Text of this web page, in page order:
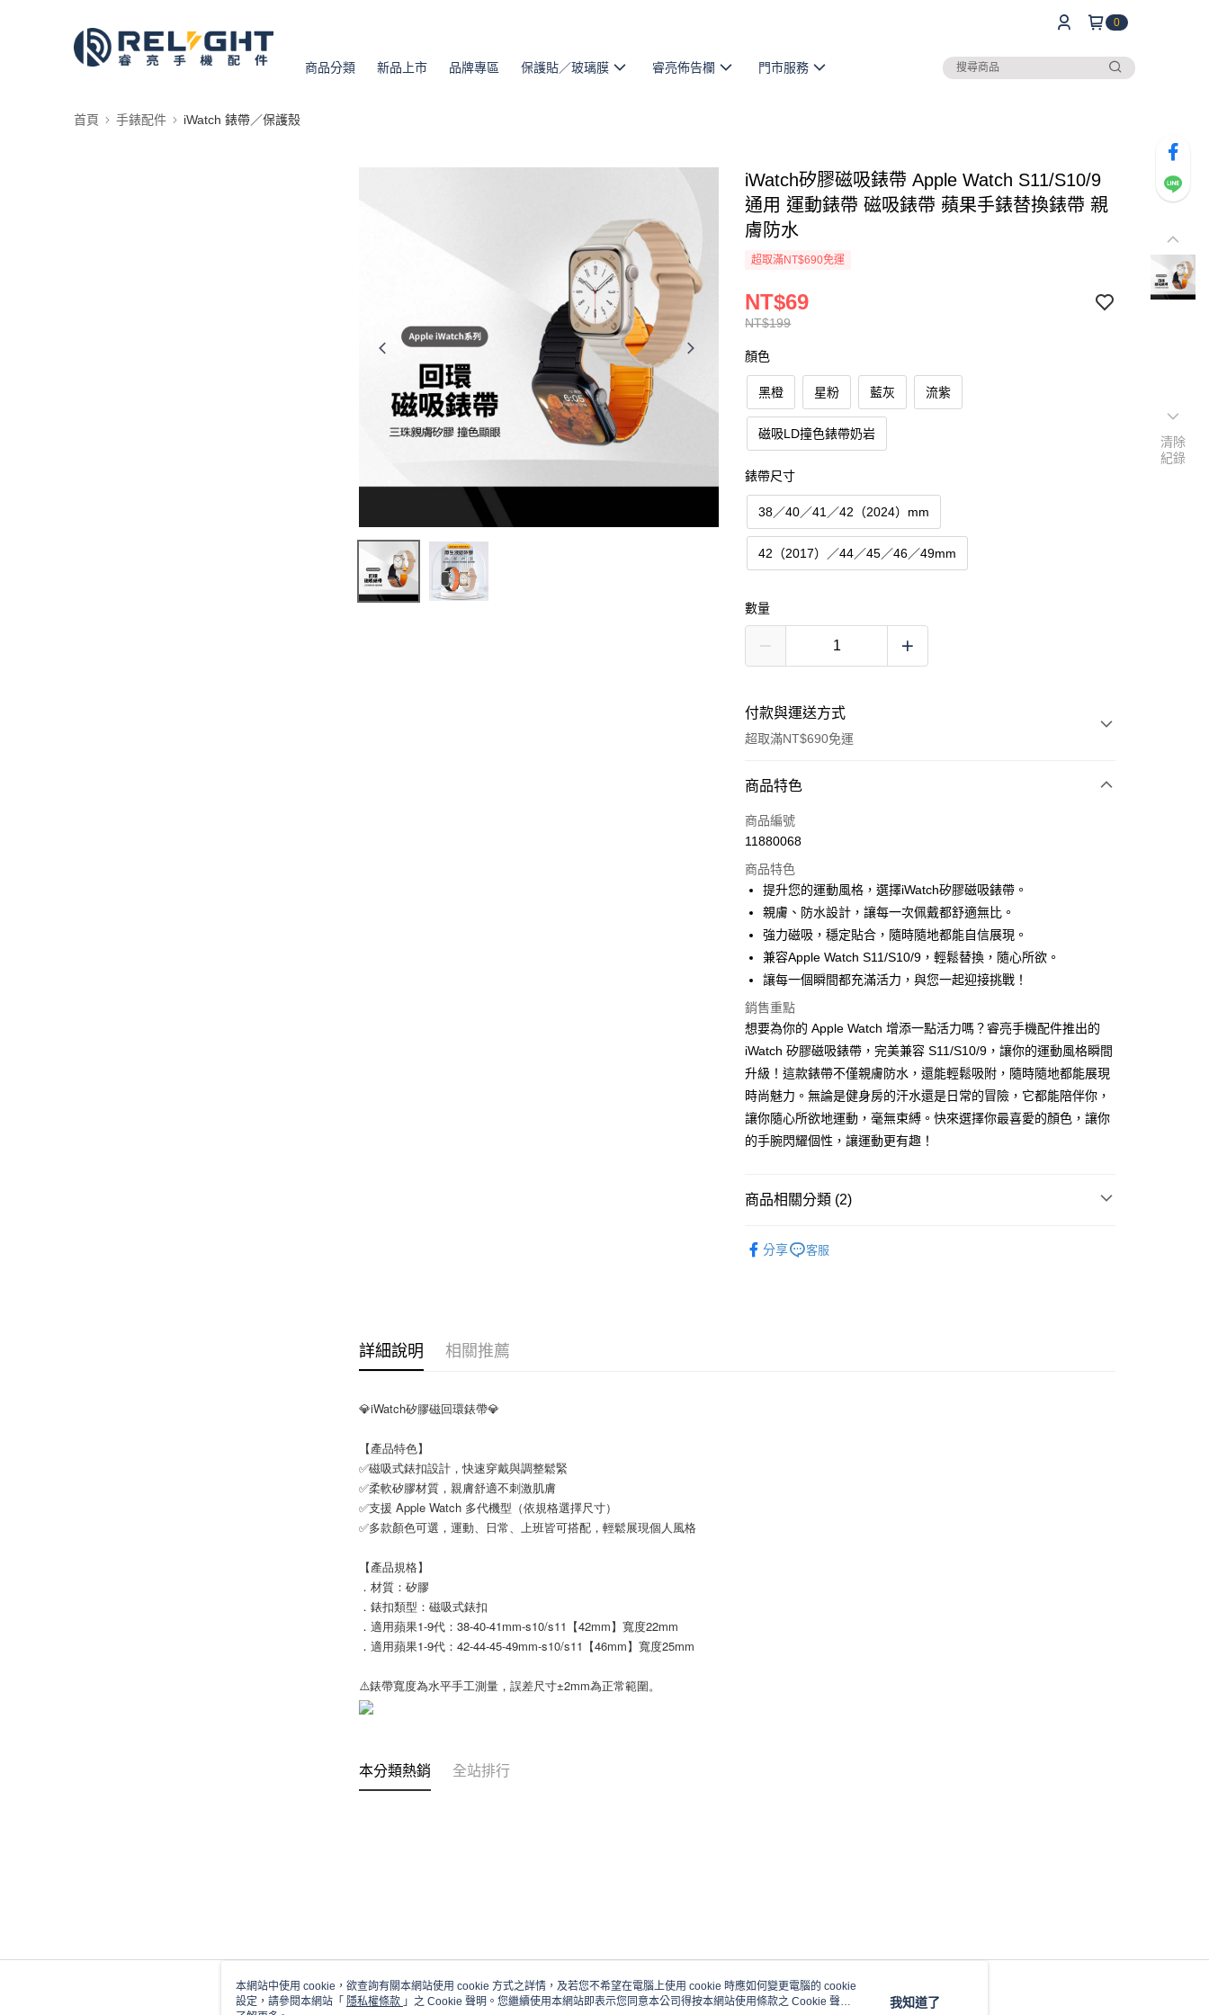
0
商品分類 新品上市 品牌專區 保護貼／玻璃膜 睿亮佈告欄 門市服務
首頁 手錶配件 iWatch 錶帶／保護殼
iWatch矽膠磁吸錶帶 Apple Watch S11/S10/9
通用 運動錶帶 磁吸錶帶 蘋果手錶替換錶帶 親
膚防水
超取滿NT$690免運
NT$199
NT$69
顏色
黑橙 星粉 藍灰 流紫
磁吸LD撞色錶帶奶岩
錶帶尺寸
38／40／41／42（2024）mm
42（2017）／44／45／46／49mm
數量
付款與運送方式
超取滿NT$690免運
付款方式
信用卡一次付款
LINE Pay
Apple Pay
街口支付
悠遊付
ATM付款
運送方式
全家取貨付款
每筆NT$65，滿NT$690(含以上)免運費
每筆NT$65，滿NT$690(含以上)免運費
每筆NT$65，滿NT$690(含以上)免運費
商品特色
商品編號
11880068
商品特色
提升您的運動風格，選擇iWatch矽膠磁吸錶帶。
親膚、防水設計，讓每一次佩戴都舒適無比。
強力磁吸，穩定貼合，隨時隨地都能自信展現。
兼容Apple Watch S11/S10/9，輕鬆替換，隨心所欲。
讓每一個瞬間都充滿活力，與您一起迎接挑戰！
銷售重點
想要為你的 Apple Watch 增添一點活力嗎？睿亮手機配件推出的
iWatch 矽膠磁吸錶帶，完美兼容 S11/S10/9，讓你的運動風格瞬間
升級！這款錶帶不僅親膚防水，還能輕鬆吸附，隨時隨地都能展現
時尚魅力。無論是健身房的汗水還是日常的冒險，它都能陪伴你，
讓你隨心所欲地運動，毫無束縛。快來選擇你最喜愛的顏色，讓你
的手腕閃耀個性，讓運動更有趣！
商品相關分類 (2)
分享 客服
詳細說明 相關推薦
💎iWatch矽膠磁回環錶帶💎
【產品特色】
✅磁吸式錶扣設計，快速穿戴與調整鬆緊
✅柔軟矽膠材質，親膚舒適不刺激肌膚
✅支援 Apple Watch 多代機型（依規格選擇尺寸）
✅多款顏色可選，運動、日常、上班皆可搭配，輕鬆展現個人風格
【產品規格】
．材質：矽膠
．錶扣類型：磁吸式錶扣
．適用蘋果1-9代：38-40-41mm-s10/s11【42mm】寬度22mm
．適用蘋果1-9代：42-44-45-49mm-s10/s11【46mm】寬度25mm
⚠️錶帶寬度為水平手工測量，誤差尺寸±2mm為正常範圍。
本分類熱銷 全站排行
關於我們 客服資訊
清除
紀錄
本網站中使用 cookie，欲查詢有關本網站使用 cookie 方式之詳情，及若您不希望在電腦上使用 cookie 時應如何變更電腦的 cookie
設定，請參閱本網站「 隱私權條款 」之 Cookie 聲明。您繼續使用本網站即表示您同意本公司得按本網站使用條款之 Cookie 聲明
我知道了